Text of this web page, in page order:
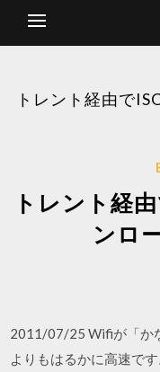
トレント経由で
トレント経
ンロ
2011/07/25 Wifiが「か
よりもはるかに高速で